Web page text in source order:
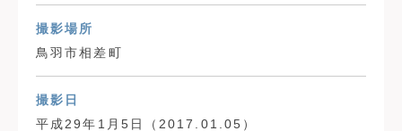
撮影場所
鳥羽市相差町
撮影日
平成29年1月5日（2017.01.05）